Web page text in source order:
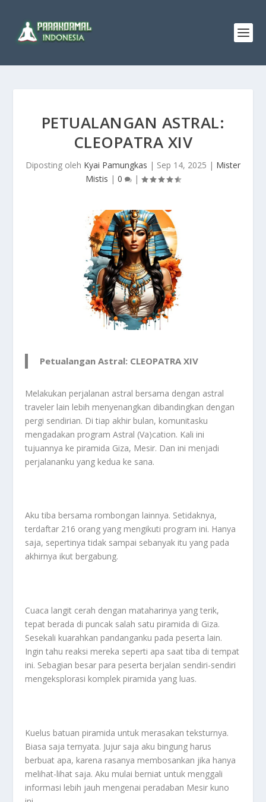
PETUALANGAN ASTRAL:
CLEOPATRA XIV
Diposting oleh Kyai Pamungkas | Sep 14, 2025 | Mister
Mistis | 0 |
Petualangan Astral: CLEOPATRA XIV
Melakukan perjalanan astral bersama dengan astral
traveler lain lebih menyenangkan dibandingkan dengan
pergi sendirian. Di tiap akhir bulan, komunitasku
mengadakan program Astral (Va)cation. Kali ini
tujuannya ke piramida Giza, Mesir. Dan ini menjadi
perjalananku yang kedua ke sana.
Aku tiba bersama rombongan lainnya. Setidaknya,
terdaftar 216 orang yang mengikuti program ini. Hanya
saja, sepertinya tidak sampai sebanyak itu yang pada
akhirnya ikut bergabung.
Cuaca langit cerah dengan mataharinya yang terik,
tepat berada di puncak salah satu piramida di Giza.
Sesekali kuarahkan pandanganku pada peserta lain.
Ingin tahu reaksi mereka seperti apa saat tiba di tempat
ini. Sebagian besar para peserta berjalan sendiri-sendiri
mengeksplorasi komplek piramida yang luas.
Kuelus batuan piramida untuk merasakan teksturnya.
Biasa saja ternyata. Jujur saja aku bingung harus
berbuat apa, karena rasanya membosankan jika hanya
melihat-lihat saja. Aku mulai berniat untuk menggali
informasi lebih jauh mengenai peradaban Mesir kuno